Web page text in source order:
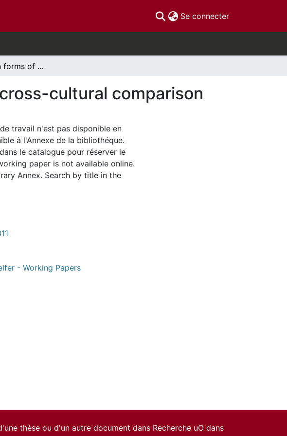
Se connecter(current)
Preferences in forms of participation: a cross-cultural comparison
cultural comparison
travail n'est pas disponible en
à l'Annexe de la bibliothéque.
le catalogue pour réserver le
paper is not available online.
Annex. Search by title in the
- Working Papers
thèse ou d'un autre document dans Recherche uO dans